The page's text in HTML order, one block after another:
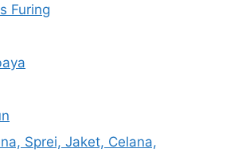
Furing
Sprei, Jaket, Celana,